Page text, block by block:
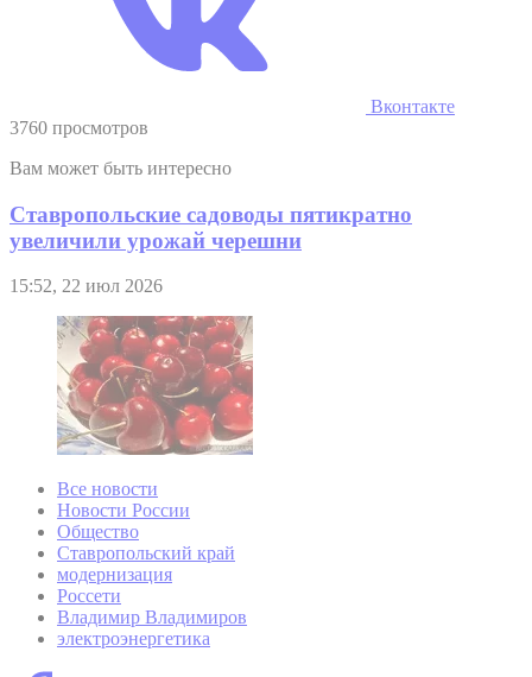
Вконтакте
3760 просмотров
Вам может быть интересно
Ставропольские садоводы пятикратно
увеличили урожай черешни
15:52, 22 июл 2026
Все новости
Новости России
Общество
Ставропольский край
модернизация
Россети
Владимир Владимиров
электроэнергетика